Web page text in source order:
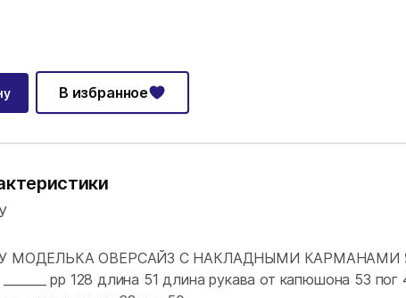
В избранное
МОДЕЛЬКА ОВЕРСАЙЗ С НАКЛАДНЫМИ КАРМАНАМИ
рр 128 длина 51 длина рукава от капюшона 53 пог